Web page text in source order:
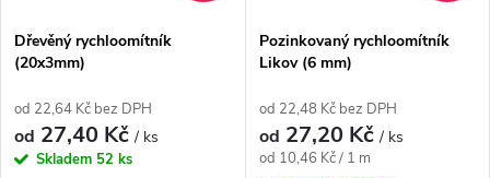
p
r
s
p
r
Dřevěný rychloomítník
(20x3mm)
od 22,64 Kč bez DPH
od 27,40 Kč/ ks
Skladem 52 ks
Pozinkovaný rychloomítník
Likov (6 mm)
od 22,48 Kč bez DPH
od 27,20 Kč/ ks
Měrná
od 10,46 Kč / 1 m